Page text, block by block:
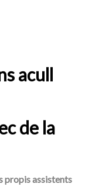
acull
de la
propis assistents